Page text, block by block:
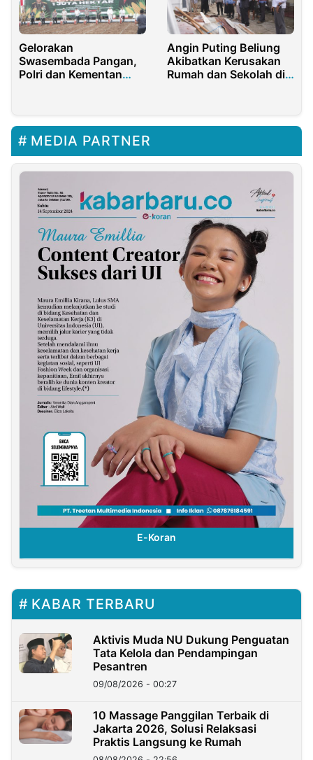
Gelorakan
Swasembada Pangan,
Polri dan Kementan
Angin Puting Beliung
Akibatkan Kerusakan
Rumah dan Sekolah di
MEDIA PARTNER
E-Koran
KABAR TERBARU
Aktivis Muda NU Dukung Penguatan
Tata Kelola dan Pendampingan
Pesantren
09/08/2026 - 00:27
10 Massage Panggilan Terbaik di
Jakarta 2026, Solusi Relaksasi
Praktis Langsung ke Rumah